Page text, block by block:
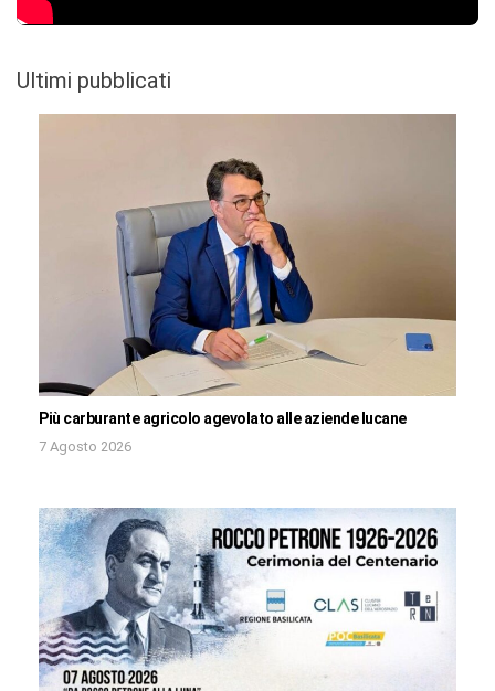
Ultimi pubblicati
Più carburante agricolo agevolato alle aziende lucane
7 Agosto 2026